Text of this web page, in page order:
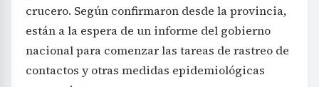
crucero. Según confirmaron desde la provincia,
están a la espera de un informe del gobierno
nacional para comenzar las tareas de rastreo de
contactos y otras medidas epidemiológicas